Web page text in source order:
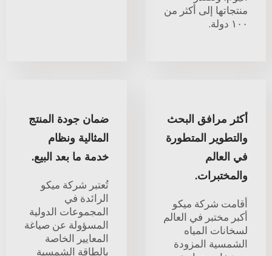
منتجاتها إلى أكثر من
١٠٠ دولة.
أكثر مرافق البحث
والتطوير المتطورة
في العالم
والمختبرات.
أقامت شركة ميكو
أكبر مختبر في العالم
لسخانات المياه
الشمسية المزودة
ضمان جودة المنتج
المثالية ونظام
خدمة ما بعد البيع.
تُعتبر شركة ميكو
الرائدة في
المجموعات الدولية
المسؤولة عن صياغة
المعايير الخاصة
بالطاقة الشمسية